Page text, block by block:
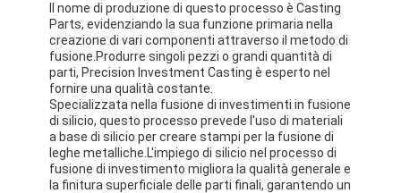
Il nome di produzione di questo processo è Casting
Parts, evidenziando la sua funzione primaria nella
creazione di vari componenti attraverso il metodo di
fusione.Produrre singoli pezzi o grandi quantità di
parti, Precision Investment Casting è esperto nel
fornire una qualità costante.
Specializzata nella fusione di investimenti in fusione
di silicio, questo processo prevede l'uso di materiali
a base di silicio per creare stampi per la fusione di
leghe metalliche.L'impiego di silicio nel processo di
fusione di investimento migliora la qualità generale e
la finitura superficiale delle parti finali, garantendo un